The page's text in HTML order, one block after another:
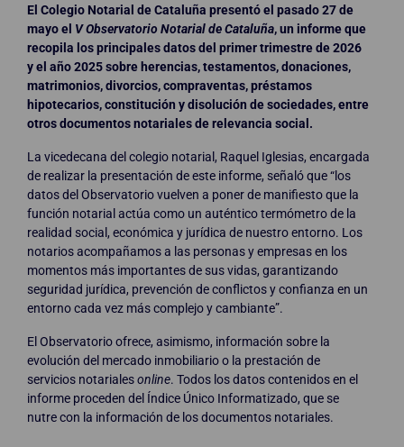
El Colegio Notarial de Cataluña presentó el pasado 27 de
mayo el V Observatorio Notarial de Cataluña, un informe que
recopila los principales datos del primer trimestre de 2026
y el año 2025 sobre herencias, testamentos, donaciones,
matrimonios, divorcios, compraventas, préstamos
hipotecarios, constitución y disolución de sociedades, entre
otros documentos notariales de relevancia social.
La vicedecana del colegio notarial, Raquel Iglesias, encargada
de realizar la presentación de este informe, señaló que “los
datos del Observatorio vuelven a poner de manifiesto que la
función notarial actúa como un auténtico termómetro de la
realidad social, económica y jurídica de nuestro entorno. Los
notarios acompañamos a las personas y empresas en los
momentos más importantes de sus vidas, garantizando
seguridad jurídica, prevención de conflictos y confianza en un
entorno cada vez más complejo y cambiante”.
El Observatorio ofrece, asimismo, información sobre la
evolución del mercado inmobiliario o la prestación de
servicios notarialesonline. Todos los datos contenidos en el
informe proceden del Índice Único Informatizado, que se
nutre con la información de los documentos notariales.